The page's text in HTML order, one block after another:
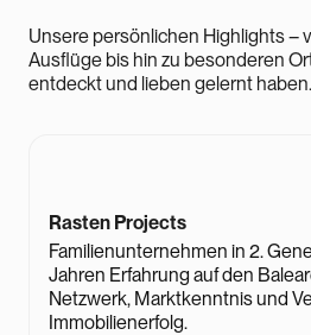
Unsere persönlichen Highlights –
Ausflüge bis hin zu besonderen
entdeckt und lieben gelernt haben.
Rasten Projects
Familienunternehmen in 2.
Jahren Erfahrung auf den
Netzwerk, Marktkenntnis und
Immobilienerfolg.